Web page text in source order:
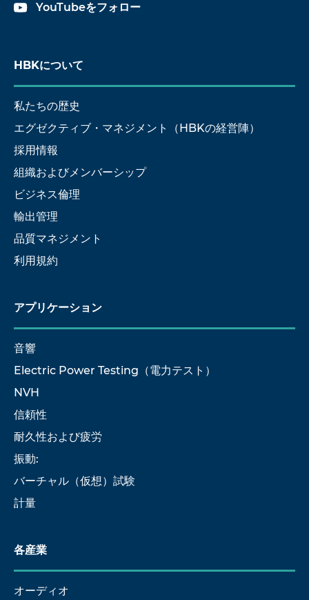
YouTubeをフォロー
HBKについて
私たちの歴史
エグゼクティブ・マネジメント（HBKの経営陣）
採用情報
組織およびメンバーシップ
ビジネス倫理
輸出管理
品質マネジメント
利用規約
アプリケーション
音響
Electric Power Testing（電力テスト）
NVH
信頼性
耐久性および疲労
振動:
バーチャル（仮想）試験
計量
各産業
オーディオ